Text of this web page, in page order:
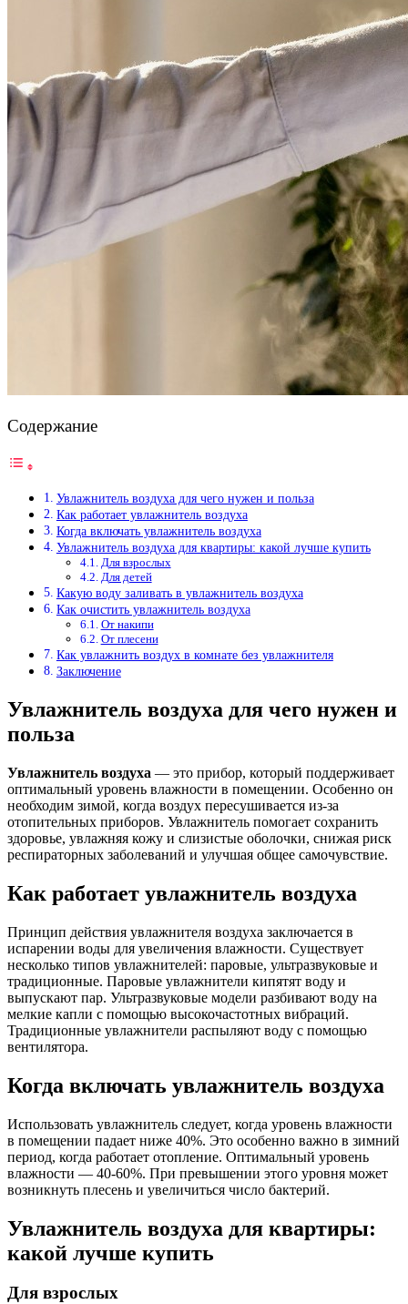
Содержание
Увлажнитель воздуха для чего нужен и польза
Как работает увлажнитель воздуха
Когда включать увлажнитель воздуха
Увлажнитель воздуха для квартиры: какой лучше купить
Для взрослых
Для детей
Какую воду заливать в увлажнитель воздуха
Как очистить увлажнитель воздуха
От накипи
От плесени
Как увлажнить воздух в комнате без увлажнителя
Заключение
Увлажнитель воздуха для чего нужен и
польза
Увлажнитель воздуха — это прибор, который поддерживает
оптимальный уровень влажности в помещении. Особенно он
необходим зимой, когда воздух пересушивается из-за
отопительных приборов. Увлажнитель помогает сохранить
здоровье, увлажняя кожу и слизистые оболочки, снижая риск
респираторных заболеваний и улучшая общее самочувствие.
Как работает увлажнитель воздуха
Принцип действия увлажнителя воздуха заключается в
испарении воды для увеличения влажности. Существует
несколько типов увлажнителей: паровые, ультразвуковые и
традиционные. Паровые увлажнители кипятят воду и
выпускают пар. Ультразвуковые модели разбивают воду на
мелкие капли с помощью высокочастотных вибраций.
Традиционные увлажнители распыляют воду с помощью
вентилятора.
Когда включать увлажнитель воздуха
Использовать увлажнитель следует, когда уровень влажности
в помещении падает ниже 40%. Это особенно важно в зимний
период, когда работает отопление. Оптимальный уровень
влажности — 40-60%. При превышении этого уровня может
возникнуть плесень и увеличиться число бактерий.
Увлажнитель воздуха для квартиры:
какой лучше купить
Для взрослых